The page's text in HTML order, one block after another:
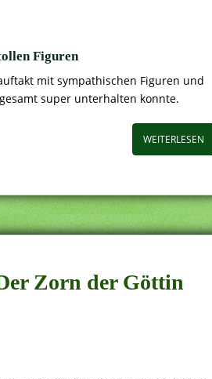
Figuren
mit sympathischen Figuren und
super unterhalten konnte.
WEITERLESEN
Zorn der Göttin